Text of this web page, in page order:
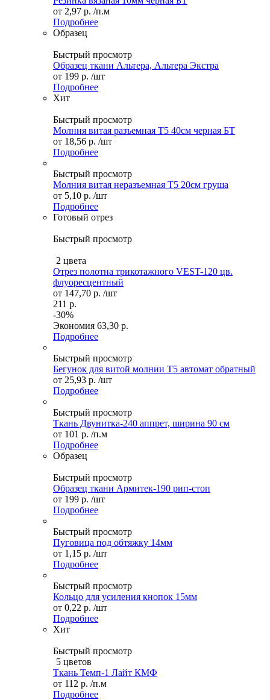
от 2,97 р. /п.м
Подробнее
Образец
Быстрый просмотр
Образец ткани Альтера, Альтера Экстра
от 199 р. /шт
Подробнее
Хит
Быстрый просмотр
Молния витая разъемная Т5 40см черная БТ
от 18,56 р. /шт
Подробнее
Быстрый просмотр
Молния витая неразъемная Т5 20см груша
от 5,10 р. /шт
Подробнее
Готовый отрез
Быстрый просмотр
2 цвета
Отрез полотна трикотажного VEST-120 цв.
флуоресцентный
от 147,70 р. /шт
211 р.
-30%
Экономия 63,30 р.
Подробнее
Быстрый просмотр
Бегунок для витой молнии Т5 автомат обратный
от 25,93 р. /шт
Подробнее
Быстрый просмотр
Ткань Двунитка-240 аппрет, ширина 90 см
от 101 р. /п.м
Подробнее
Образец
Быстрый просмотр
Образец ткани Армитек-190 рип-стоп
от 199 р. /шт
Подробнее
Быстрый просмотр
Пуговица под обтяжку 14мм
от 1,15 р. /шт
Подробнее
Быстрый просмотр
Кольцо для усиления кнопок 15мм
от 0,22 р. /шт
Подробнее
Хит
Быстрый просмотр
5 цветов
Ткань Темп-1 Лайт КМФ
от 112 р. /п.м
Подробнее